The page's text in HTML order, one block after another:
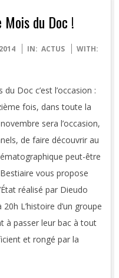
Mois du Doc !
IN: ACTUS
WITH:
Doc c’est l’occasion :
fois, dans toute la
sera l’occasion,
de faire découvrir au
peut-être
vous propose
réalisé par Dieudo
L’histoire d’un groupe
à passer leur bac à tout
et rongé par la